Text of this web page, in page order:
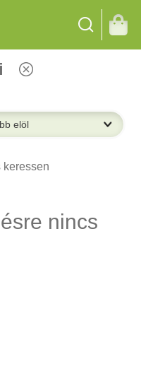
keressen
nincs